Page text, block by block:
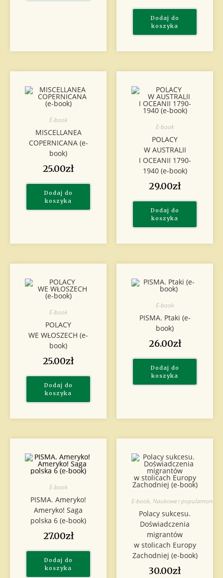
Dodaj do
koszyka
E-book
MISCELLANEA
COPERNICANA (e-
book)
25.00zł
Dodaj do
koszyka
E-book
POLACY
W AUSTRALII
I OCEANII 1790-
1940 (e-book)
29.00zł
Dodaj do
koszyka
E-book
POLACY
WE WŁOSZECH (e-
book)
25.00zł
Dodaj do
koszyka
E-book
PISMA. Ptaki (e-
book)
26.00zł
Dodaj do
koszyka
E-book
PISMA. Ameryko!
Ameryko! Saga
polska 6 (e-book)
27.00zł
Dodaj do
koszyka
E-book, Naukowe i
Polacy sukcesu.
Doświadczenia
migrantów
w stolicach Europy
Zachodniej (e-book)
30.00zł